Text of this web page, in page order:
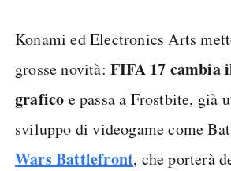
Konami ed Electronics Arts
grosse novità: FIFA 17 cambia
grafico e passa a Frostbite, già
sviluppo di videogame come
Wars Battlefront, che porterà